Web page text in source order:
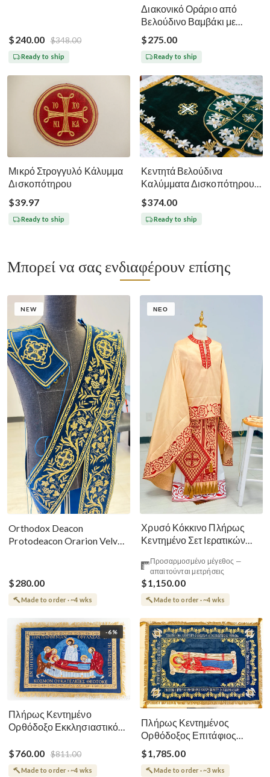
$240.00 $348.00
Ready to ship
Διακονικό Οράριο από
Βελούδινο Βαμβάκι με
Ποιοτικά Μεταλλικά Νήματα
Σκούρο Μπλε Χρυσό
$275.00
Ready to ship
Μικρό Στρογγυλό Κάλυμμα
Δισκοπότηρου
$39.97
Ready to ship
Κεντητά Βελούδινα
Καλύμματα Δισκοπότηρου -
Σκούρο Πράσινο
$374.00
Ready to ship
Μπορεί να σας ενδιαφέρουν επίσης
NEW
Orthodox Deacon
Protodeacon Orarion Velvet
$280.00
Made to order · ~4 wks
ΝΈΟ
Χρυσό Κόκκινο Πλήρως
Κεντημένο Σετ Ιερατικών
Προσαρμοσμένο μέγεθος —
απαιτούνται μετρήσεις
$1,150.00
Made to order · ~4 wks
-6%
Πλήρως Κεντημένο
Ορθόδοξο Εκκλησιαστικό
Θεοτόκου
$760.00 $811.00
Made to order · ~4 wks
Πλήρως Κεντημένος
Ορθόδοξος Επιτάφιος
Κοίμησης
$1,785.00
Made to order · ~3 wks